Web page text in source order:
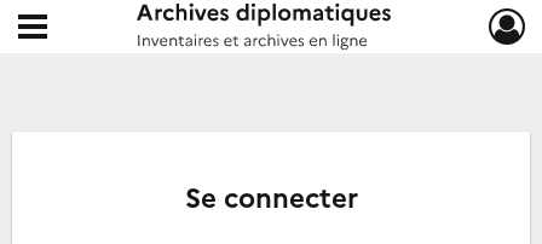
Archives diplomatiques
Ouvrir le menu déroulant
Se connecter